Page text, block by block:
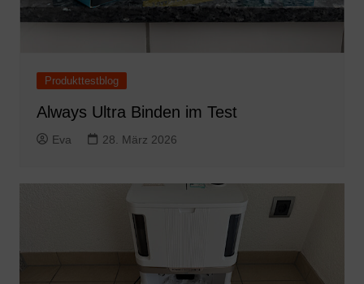
Produkttestblog
Always Ultra Binden im Test
Eva 28. März 2026